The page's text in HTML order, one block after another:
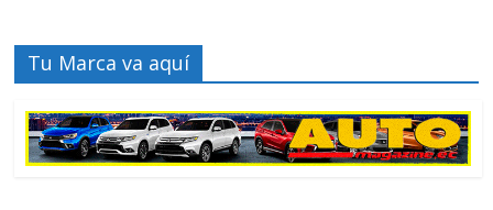
Tu Marca va aquí